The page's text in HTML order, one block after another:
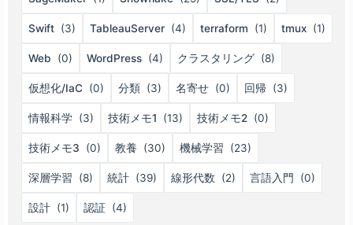
Swift (3) TableauServer (4) terraform (1) tmux (1)
Web (0) WordPress (4) クラスタリング (8)
仮想化/IaC (0) 分類 (3) 名寄せ (0) 回帰 (3)
情報科学 (3) 技術メモ1 (13) 技術メモ2 (0)
技術メモ3 (0) 教養 (30) 機械学習 (23)
深層学習 (8) 統計 (39) 線形代数 (2) 言語入門 (0)
設計 (1) 認証 (4)